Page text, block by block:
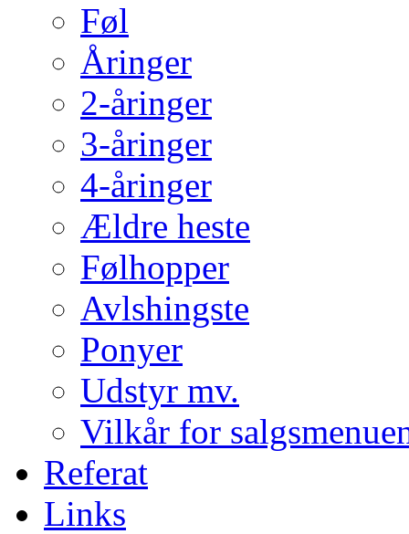
Føl
Åringer
2-åringer
3-åringer
4-åringer
Ældre heste
Følhopper
Avlshingste
Ponyer
Udstyr mv.
Vilkår for
Referat
Links